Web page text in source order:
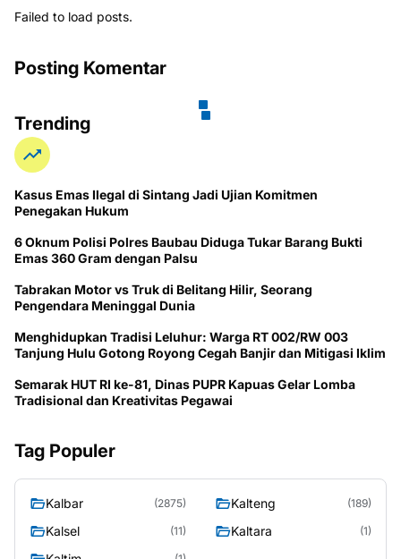
Failed to load posts.
Posting Komentar
Trending
Kasus Emas Ilegal di Sintang Jadi Ujian Komitmen
Penegakan Hukum
6 Oknum Polisi Polres Baubau Diduga Tukar Barang Bukti
Emas 360 Gram dengan Palsu
Tabrakan Motor vs Truk di Belitang Hilir, Seorang
Pengendara Meninggal Dunia
Menghidupkan Tradisi Leluhur: Warga RT 002/RW 003
Tanjung Hulu Gotong Royong Cegah Banjir dan Mitigasi Iklim
Semarak HUT RI ke-81, Dinas PUPR Kapuas Gelar Lomba
Tradisional dan Kreativitas Pegawai
Tag Populer
Kalbar (2875) Kalteng (189)
Kalsel (11) Kaltara (1)